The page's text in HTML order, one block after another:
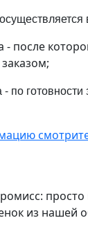
- после
по готовности
просто
из нашей